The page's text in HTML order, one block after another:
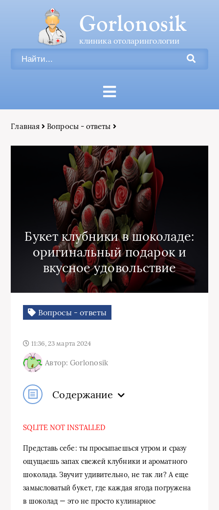
Gorlonosik
клиника отоларингологии
Главная Вопросы - ответы
Букет клубники в шоколаде:
оригинальный подарок и
вкусное удовольствие
Вопросы - ответы
11:36, 23 марта 2024
Автор: Gorlonosik
Содержание
SQLITE NOT INSTALLED
Представь себе: ты просыпаешься утром и сразу
ощущаешь запах свежей клубники и ароматного
шоколада. Звучит удивительно, не так ли? А еще
замысловатый букет, где каждая ягода погружена
в шоколад — это не просто кулинарное